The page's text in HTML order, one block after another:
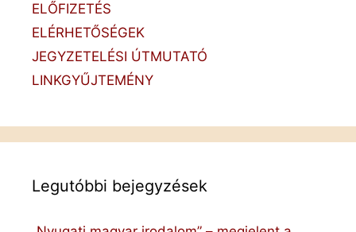
ELŐFIZETÉS
ELÉRHETŐSÉGEK
JEGYZETELÉSI ÚTMUTATÓ
LINKGYŰJTEMÉNY
Legutóbbi bejegyzések